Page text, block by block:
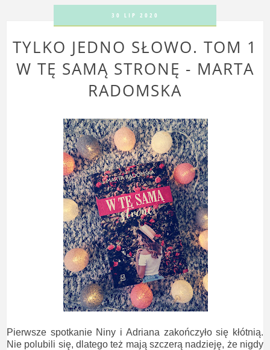
30 LIP 2020
TYLKO JEDNO SŁOWO. TOM 1
W TĘ SAMĄ STRONĘ - MARTA
RADOMSKA
Pierwsze spotkanie Niny i Adriana zakończyło się kłótnią.
Nie polubili się, dlatego też mają szczerą nadzieję, że nigdy